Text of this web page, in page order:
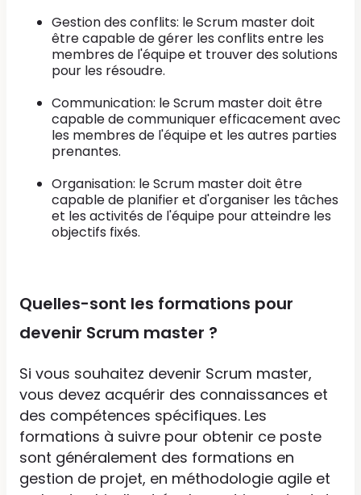
Gestion des conflits: le Scrum master doit
être capable de gérer les conflits entre les
membres de l'équipe et trouver des solutions
pour les résoudre.
Communication: le Scrum master doit être
capable de communiquer efficacement avec
les membres de l'équipe et les autres parties
prenantes.
Organisation: le Scrum master doit être
capable de planifier et d'organiser les tâches
et les activités de l'équipe pour atteindre les
objectifs fixés.
Quelles-sont les formations pour
devenir Scrum master ?
Si vous souhaitez devenir Scrum master,
vous devez acquérir des connaissances et
des compétences spécifiques. Les
formations à suivre pour obtenir ce poste
sont généralement des formations en
gestion de projet, en méthodologie agile et